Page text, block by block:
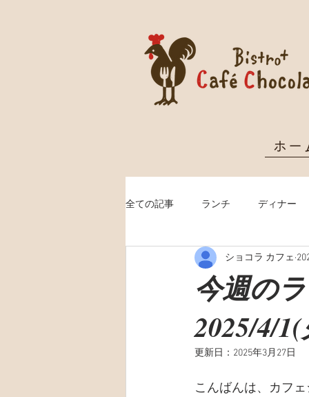
ホー
全ての記事 ランチ ディナー
クリスマス予約
今週の
2025/4/
ショコラ カフェ
更新日： 2025年3月27日
こんばんは、カフ